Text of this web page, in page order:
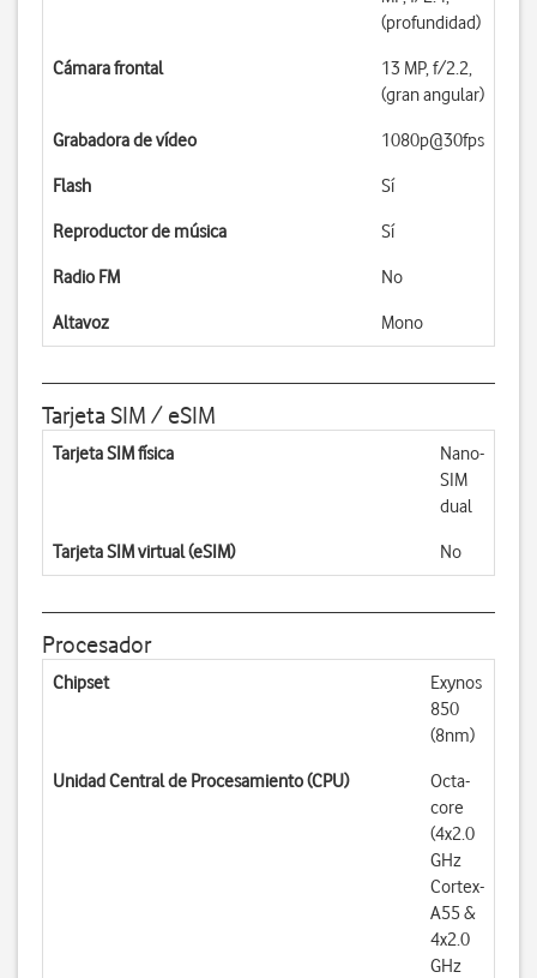
(profundidad)
Cámara frontal
13 MP, f/2.2,
(gran angular)
Grabadora de vídeo 1080p@30fps
Flash Sí
Reproductor de música Sí
Radio FM No
Altavoz Mono
Tarjeta SIM / eSIM
Tarjeta SIM física
Nano-
SIM
dual
Tarjeta SIM virtual (eSIM) No
Procesador
Chipset
Exynos
850
(8nm)
Unidad Central de Procesamiento (CPU)
Octa-
core
(4x2.0
GHz
Cortex-
A55 &
4x2.0
GHz